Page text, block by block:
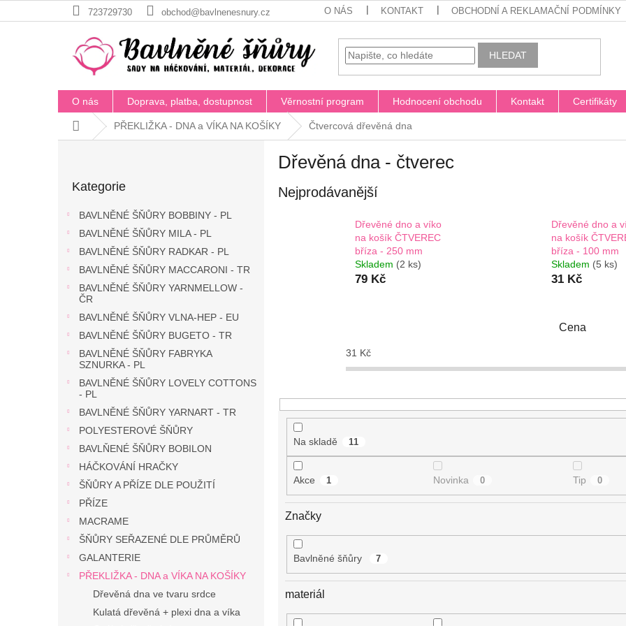
na
723729730 obchod@bavlnenesnury.cz O NÁS KONTAKT OBCHODNÍ A REKLAMAČNÍ PODMÍNKY
HLEDAT
O nás Doprava, platba, dostupnost Věrnostní program Hodnocení obchodu Kontakt Certifikáty
Domů PŘEKLIŽKA - DNA a VÍKA NA KOŠÍKY Čtvercová dřevěná dna
kategorie
Kategorie
BAVLNĚNÉ ŠŇŮRY BOBBINY - PL
BAVLNĚNÉ ŠŇŮRY MILA - PL
BAVLNĚNÉ ŠŇŮRY RADKAR - PL
BAVLNĚNÉ ŠŇŮRY MACCARONI - TR
BAVLNĚNÉ ŠŇŮRY YARNMELLOW -
ČR
BAVLNĚNÉ ŠŇŮRY VLNA-HEP - EU
BAVLNĚNÉ ŠŇŮRY BUGETO - TR
BAVLNĚNÉ ŠŇŮRY FABRYKA
SZNURKA - PL
BAVLNĚNÉ ŠŇŮRY LOVELY COTTONS
- PL
BAVLNĚNÉ ŠŇŮRY YARNART - TR
POLYESTEROVÉ ŠŇŮRY
BAVLŇENÉ ŠŇŮRY BOBILON
HÁČKOVÁNÍ HRAČKY
ŠŇŮRY A PŘÍZE DLE POUŽITÍ
PŘÍZE
MACRAME
ŠŇŮRY SEŘAZENÉ DLE PRŮMĚRŮ
GALANTERIE
PŘEKLIŽKA - DNA a VÍKA NA KOŠÍKY
Dřevěná dna ve tvaru srdce
Kulatá dřevěná + plexi dna a víka
Dřevěná dna - čtverec
Nejprodávanější
Dřevěné dno a víko
na košík ČTVEREC
bříza - 250 mm
Skladem (2 ks)
79 Kč
Dřevěné dno a
na košík
bříza - 100 mm
Skladem (5 ks)
31 Kč
Cena
31 Kč
Na skladě 11
Akce 1 Novinka 0 Tip 0
Značky
Bavlněné šňůry 7
materiál